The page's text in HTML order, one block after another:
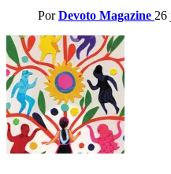
Por Devoto Magazine 26